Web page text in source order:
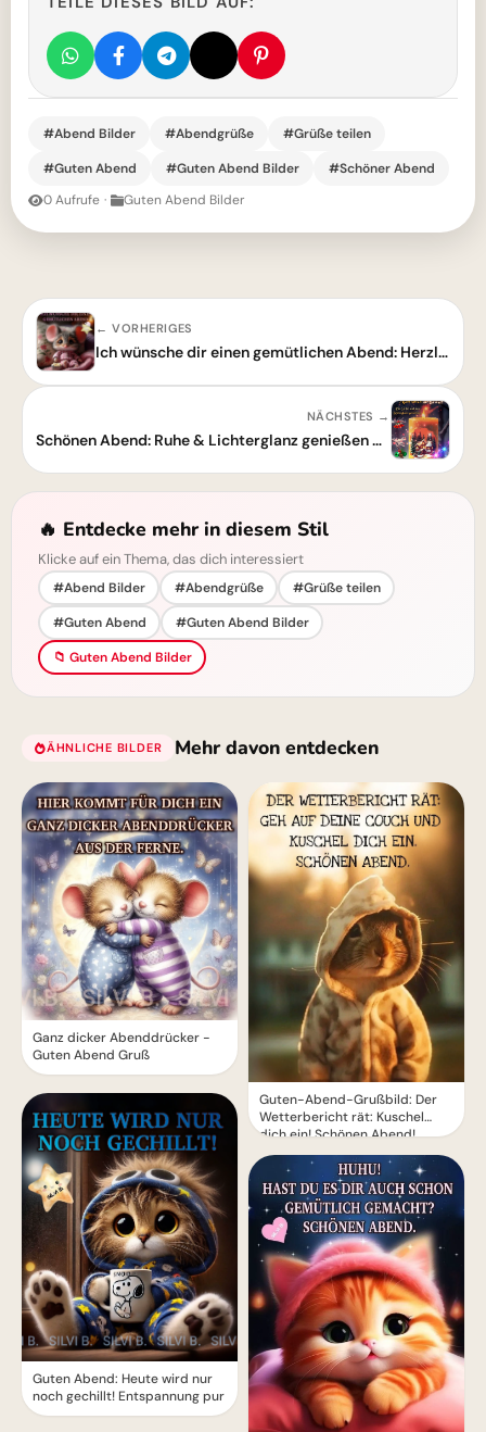
#Abend Bilder #Abendgrüße
#Grüße teilen
#Guten Abend
#Guten Abend Bilder
#Schöner Abend
0 Aufrufe · Guten Abend Bilder
← VORHERIGES
Ich wünsche dir einen gemütlichen Abend: Herzliche Guten-Abend-Grüße zum Teilen.
NÄCHSTES →
Schönen Abend: Ruhe & Lichterglanz genießen mit diesem Grußbild!
🔥 Entdecke mehr in diesem Stil
Klicke auf ein Thema, das dich interessiert
#Abend Bilder #Abendgrüße
#Grüße teilen
#Guten Abend
#Guten Abend Bilder
📁 Guten Abend Bilder
ÄHNLICHE BILDER Mehr davon entdecken
Ganz dicker Abenddrücker -
Guten Abend Gruß
Guten Abend: Heute wird nur
noch gechillt! Entspannung pur
Guten-Abend-Grußbild: Der
Wetterbericht rät: Kuschel
dich ein! Schönen Abend!